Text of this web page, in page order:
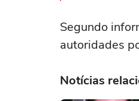
Segundo
autoridades
Notícias